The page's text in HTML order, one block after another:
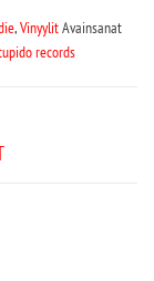
,VinyylitAvainsanat
records